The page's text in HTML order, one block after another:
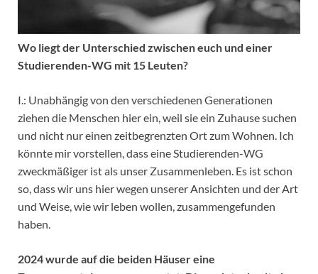
Wo liegt der Unterschied zwischen euch und einer
Studierenden-WG mit 15 Leuten?
I.: Unabhängig von den verschiedenen Generationen
ziehen die Menschen hier ein, weil sie ein Zuhause suchen
und nicht nur einen zeitbegrenzten Ort zum Wohnen. Ich
könnte mir vorstellen, dass eine Studierenden-WG
zweckmäßiger ist als unser Zusammenleben. Es ist schon
so, dass wir uns hier wegen unserer Ansichten und der Art
und Weise, wie wir leben wollen, zusammengefunden
haben.
2024 wurde auf die beiden Häuser eine